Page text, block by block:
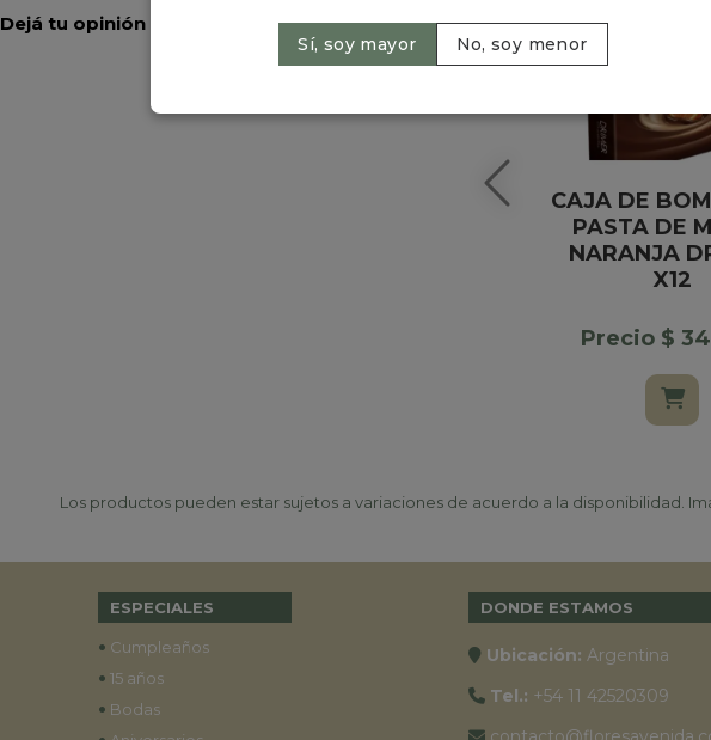
Dejá tu opinión
CAJA DE
PASTA DE
NARANJA
X12
Precio $
Los productos pueden estar sujetos a variaciones de acuerdo a la disponibilidad.
ESPECIALES
• Cumpleaños
• 15 años
• Bodas
DONDE ESTAMOS
Ubicación: Argentina
Tel.: +54 11 42520309